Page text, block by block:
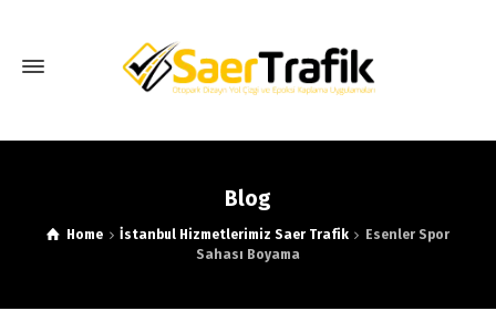
Blog
Home İstanbul Hizmetlerimiz Saer Trafik
Esenler Spor
Sahası Boyama